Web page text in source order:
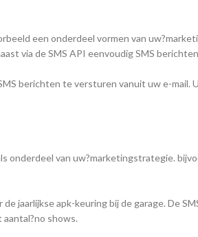
een onderdeel vormen van
via de SMS API eenvoudig SMS
berichten te versturen vanuit uw e-
onderdeel van uw?marketingstrategie.
jaarlijkse apk-keuring bij de garage. De
shows.